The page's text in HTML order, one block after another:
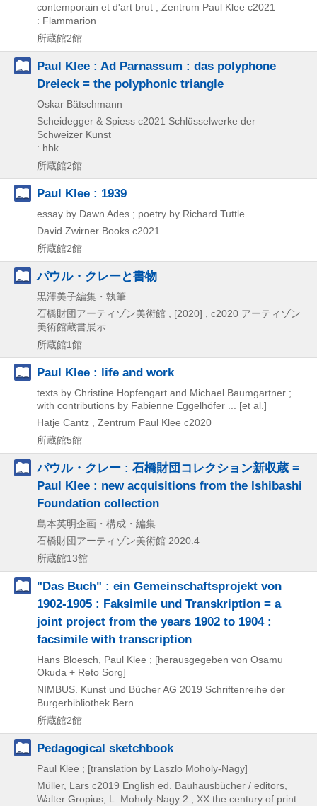
contemporain et d'art brut , Zentrum Paul Klee c2021
: Flammarion
所蔵館2館
Paul Klee : Ad Parnassum : das polyphone
Dreieck = the polyphonic triangle
Oskar Bätschmann
Scheidegger & Spiess c2021 Schlüsselwerke der
Schweizer Kunst
: hbk
所蔵館2館
Paul Klee : 1939
essay by Dawn Ades ; poetry by Richard Tuttle
David Zwirner Books c2021
所蔵館2館
パウル・クレーと書物
黒澤美子編集・執筆
石橋財団アーティゾン美術館 , [2020] , c2020 アーティゾン
美術館蔵書展示
所蔵館1館
Paul Klee : life and work
texts by Christine Hopfengart and Michael Baumgartner ;
with contributions by Fabienne Eggelhöfer ... [et al.]
Hatje Cantz , Zentrum Paul Klee c2020
所蔵館5館
パウル・クレー : 石橋財団コレクション新収蔵 =
Paul Klee : new acquisitions from the Ishibashi
Foundation collection
島本英明企画・構成・編集
石橋財団アーティゾン美術館 2020.4
所蔵館13館
"Das Buch" : ein Gemeinschaftsprojekt von
1902-1905 : Faksimile und Transkription = a
joint project from the years 1902 to 1904 :
facsimile with transcription
Hans Bloesch, Paul Klee ; [herausgegeben von Osamu
Okuda + Reto Sorg]
NIMBUS. Kunst und Bücher AG 2019 Schriftenreihe der
Burgerbibliothek Bern
所蔵館2館
Pedagogical sketchbook
Paul Klee ; [translation by Laszlo Moholy-Nagy]
Müller, Lars c2019 English ed.
Bauhausbücher / editors,
Walter Gropius, L. Moholy-Nagy 2 , XX the century of print